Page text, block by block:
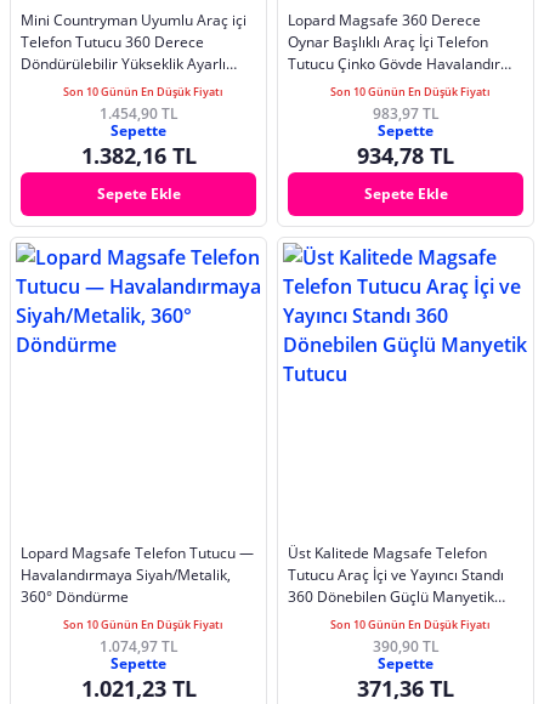
Mini Countryman Uyumlu Araç içi
Telefon Tutucu 360 Derece
Döndürülebilir Yükseklik Ayarlı
MagSafe Tutucu
Son 10 Günün En Düşük Fiyatı
1.454,90 TL
Sepette
1.382,16 TL
Sepete Ekle
Lopard Magsafe 360 Derece
Oynar Başlıklı Araç İçi Telefon
Tutucu Çinko Gövde Havalandırma
TasarımSon 10 Günün En Düşük Fiyatı
983,97 TL
Sepette
934,78 TL
Sepete Ekle
Lopard Magsafe Telefon Tutucu —
Havalandırmaya Siyah/Metalik,
360° Döndürme
Son 10 Günün En Düşük Fiyatı
1.074,97 TL
Sepette
1.021,23 TL
Üst Kalitede Magsafe Telefon
Tutucu Araç İçi ve Yayıncı Standı
360 Dönebilen Güçlü Manyetik
TutucuSon 10 Günün En Düşük Fiyatı
390,90 TL
Sepette
371,36 TL